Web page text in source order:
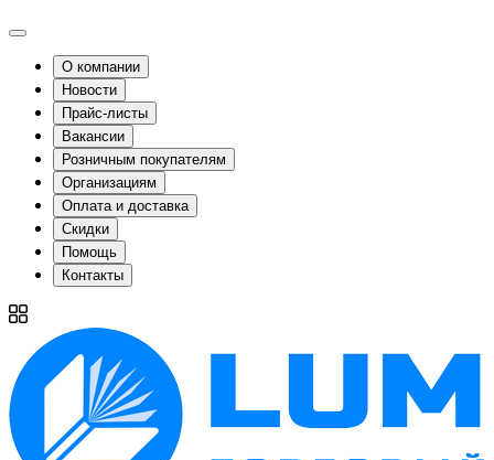
О компании
Новости
Прайс-листы
Вакансии
Розничным покупателям
Организациям
Оплата и доставка
Скидки
Помощь
Контакты